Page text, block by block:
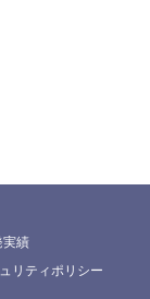
実績
リティポリシー